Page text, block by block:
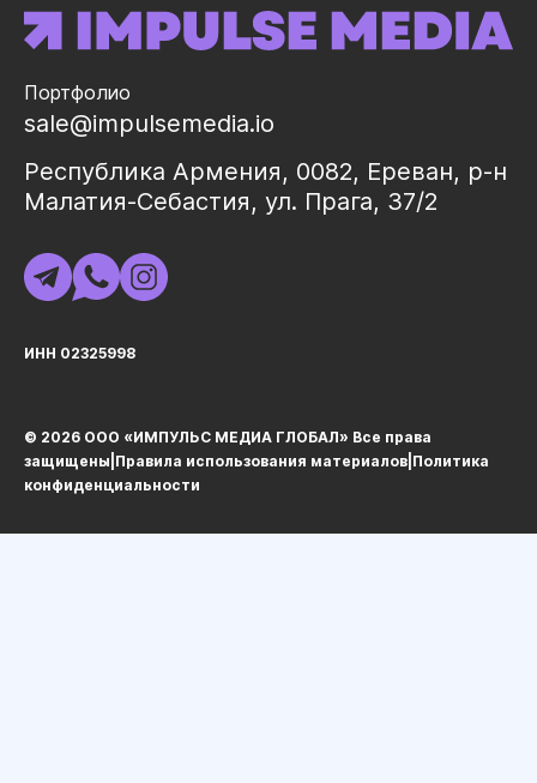
Портфолио
sale@impulsemedia.io
Республика Армения, 0082, Ереван, р-н
Малатия-Себастия, ул. Прага, 37/2
ИНН 02325998
© 2026 ООО «ИМПУЛЬС МЕДИА ГЛОБАЛ» Все права
защищеныㅤ|ㅤ Правила использования материалов Политика
конфиденциальности